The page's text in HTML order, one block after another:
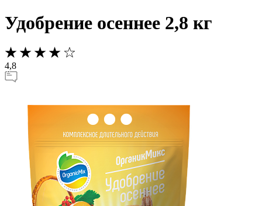
Удобрение осеннее 2,8 кг
4,8